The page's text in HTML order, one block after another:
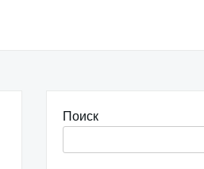
Поиск